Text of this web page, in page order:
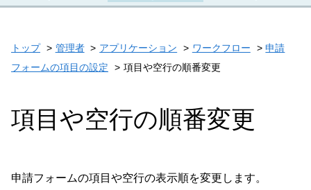
トップ 管理者 アプリケーション ワークフロー
申請
フォームの項目の設定
項目や空行の順番変更
項目や空行の順番変更
申請フォームの項目や空行の表示順を変更します。